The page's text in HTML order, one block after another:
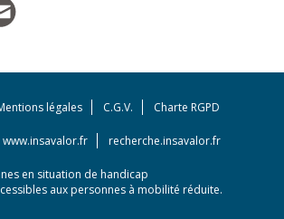
légales C.G.V. Charte RGPD
www.insavalor.fr recherche.insavalor.fr
en situation de handicap
aux personnes à mobilité réduite.